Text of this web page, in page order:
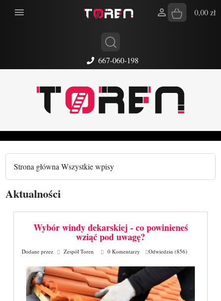
667-060-198
 0,00 zł

Strona główna Wszystkie wpisy
Aktualności
Wybór windy dekarskiej - co powinieneś
wziąć pod uwagę?
Dodane przez Zespół Toren 0 Komentarzy Odwiedzin (856)